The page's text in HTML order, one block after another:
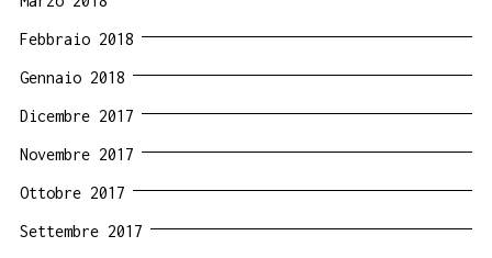
Febbraio 2018
Gennaio 2018
Dicembre 2017
Novembre 2017
Ottobre 2017
Settembre 2017